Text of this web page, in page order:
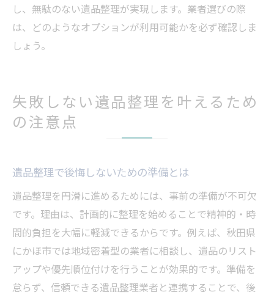
し、無駄のない遺品整理が実現します。業者選びの際
は、どのようなオプションが利用可能かを必ず確認しま
しょう。
失敗しない遺品整理を叶えるため
の注意点
遺品整理で後悔しないための準備とは
遺品整理を円滑に進めるためには、事前の準備が不可欠
です。理由は、計画的に整理を始めることで精神的・時
間的負担を大幅に軽減できるからです。例えば、秋田県
にかほ市では地域密着型の業者に相談し、遺品のリスト
アップや優先順位付けを行うことが効果的です。準備を
怠らず、信頼できる遺品整理業者と連携することで、後